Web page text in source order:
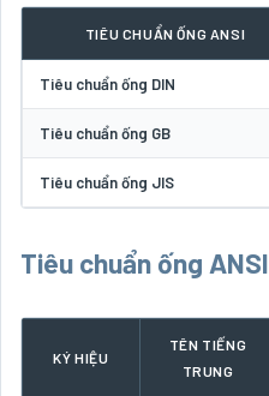
TIÊU CHUẨN ỐNG ANSI
Tiêu chuẩn ống DIN
Tiêu chuẩn ống GB
Tiêu chuẩn ống JIS
Tiêu chuẩn ống ANSI
KÝ HIỆU
TÊN TIẾNG
TRUNG